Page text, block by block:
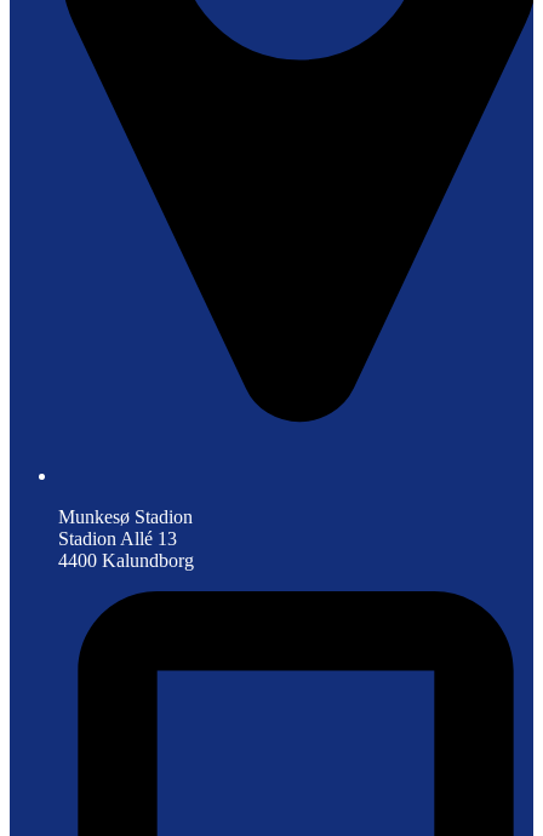
Munkesø Stadion
Stadion Allé 13
4400 Kalundborg